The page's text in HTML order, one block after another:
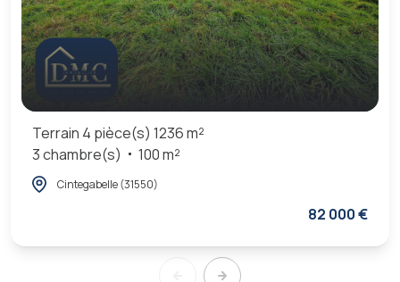
Terrain 4 pièce(s) 1236 m²
3 chambre(s)
100 m²
Cintegabelle (31550)
82 000 €